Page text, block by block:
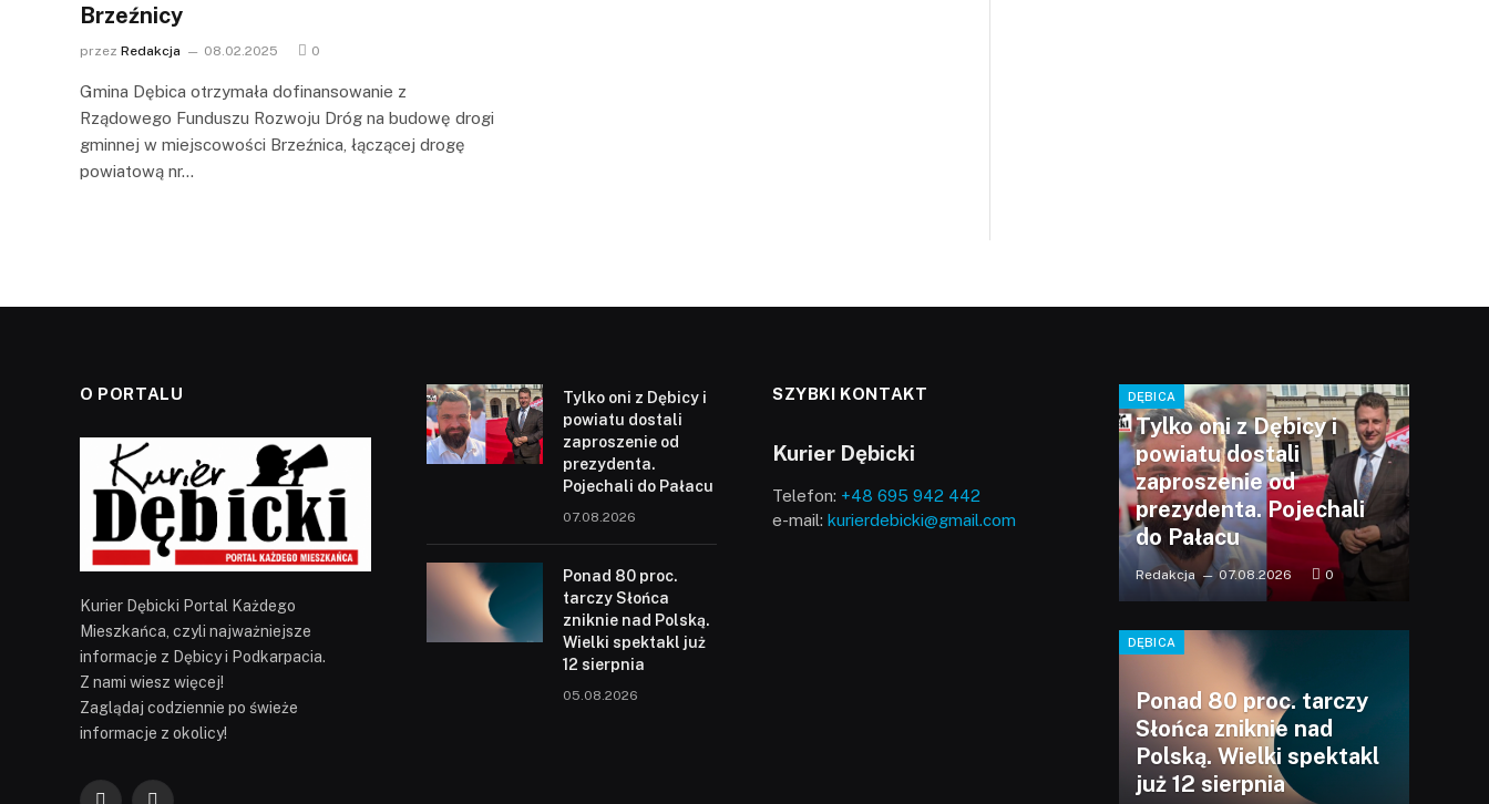
Brzeźnicy
przez Redakcja 08.02.2025 0
Gmina Dębica otrzymała dofinansowanie z
Rządowego Funduszu Rozwoju Dróg na budowę drogi
gminnej w miejscowości Brzeźnica, łączącej drogę
powiatową nr…
O PORTALU
Kurier Dębicki Portal Każdego
Mieszkańca, czyli najważniejsze
informacje z Dębicy i Podkarpacia.
Z nami wiesz więcej!
Zaglądaj codziennie po świeże
informacje z okolicy!
Tylko oni z Dębicy i
powiatu dostali
zaproszenie od
prezydenta.
Pojechali do Pałacu
07.08.2026
Ponad 80 proc.
tarczy Słońca
zniknie nad Polską.
Wielki spektakl już
12 sierpnia
05.08.2026
SZYBKI KONTAKT
Kurier Dębicki
Telefon: +48 695 942 442
e-mail: kurierdebicki@gmail.com
DĘBICA
Tylko oni z Dębicy i
powiatu dostali
zaproszenie od
prezydenta. Pojechali
do Pałacu
Redakcja 07.08.2026 0
DĘBICA
Ponad 80 proc. tarczy
Słońca zniknie nad
Polską. Wielki spektakl
już 12 sierpnia